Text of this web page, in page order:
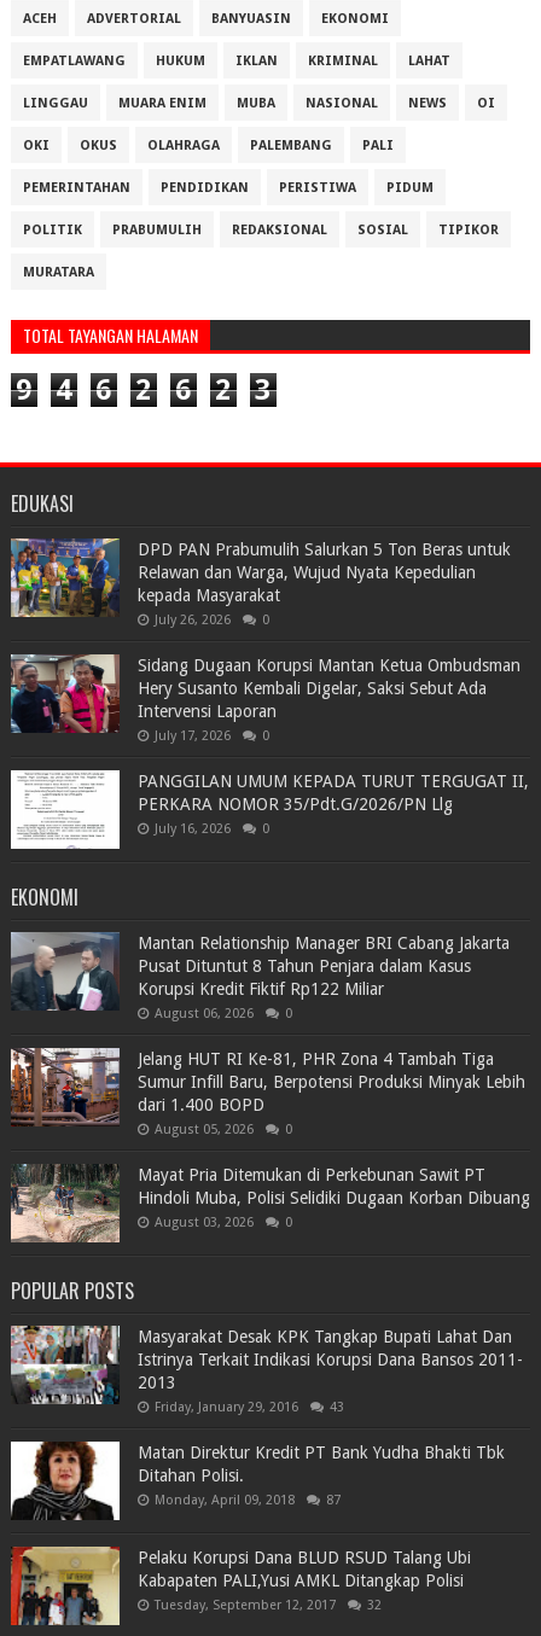
ACEH ADVERTORIAL BANYUASIN EKONOMI
EMPATLAWANG HUKUM IKLAN KRIMINAL LAHAT
LINGGAU MUARA ENIM MUBA NASIONAL NEWS OI
OKI OKUS OLAHRAGA PALEMBANG PALI
PEMERINTAHAN PENDIDIKAN PERISTIWA PIDUM
POLITIK PRABUMULIH REDAKSIONAL SOSIAL TIPIKOR
MURATARA
TOTAL TAYANGAN HALAMAN
9 4 6 2 6 2 3
EDUKASI
DPD PAN Prabumulih Salurkan 5 Ton Beras untuk
Relawan dan Warga, Wujud Nyata Kepedulian
kepada Masyarakat
July 26, 2026 0
Sidang Dugaan Korupsi Mantan Ketua Ombudsman
Hery Susanto Kembali Digelar, Saksi Sebut Ada
Intervensi Laporan
July 17, 2026 0
PANGGILAN UMUM KEPADA TURUT TERGUGAT II,
PERKARA NOMOR 35/Pdt.G/2026/PN Llg
July 16, 2026 0
EKONOMI
Mantan Relationship Manager BRI Cabang Jakarta
Pusat Dituntut 8 Tahun Penjara dalam Kasus
Korupsi Kredit Fiktif Rp122 Miliar
August 06, 2026 0
Jelang HUT RI Ke-81, PHR Zona 4 Tambah Tiga
Sumur Infill Baru, Berpotensi Produksi Minyak Lebih
dari 1.400 BOPD
August 05, 2026 0
Mayat Pria Ditemukan di Perkebunan Sawit PT
Hindoli Muba, Polisi Selidiki Dugaan Korban Dibuang
August 03, 2026 0
POPULAR POSTS
Masyarakat Desak KPK Tangkap Bupati Lahat Dan
Istrinya Terkait Indikasi Korupsi Dana Bansos 2011-
2013
Friday, January 29, 2016 43
Matan Direktur Kredit PT Bank Yudha Bhakti Tbk
Ditahan Polisi.
Monday, April 09, 2018 87
Pelaku Korupsi Dana BLUD RSUD Talang Ubi
Kabapaten PALI,Yusi AMKL Ditangkap Polisi
Tuesday, September 12, 2017 32